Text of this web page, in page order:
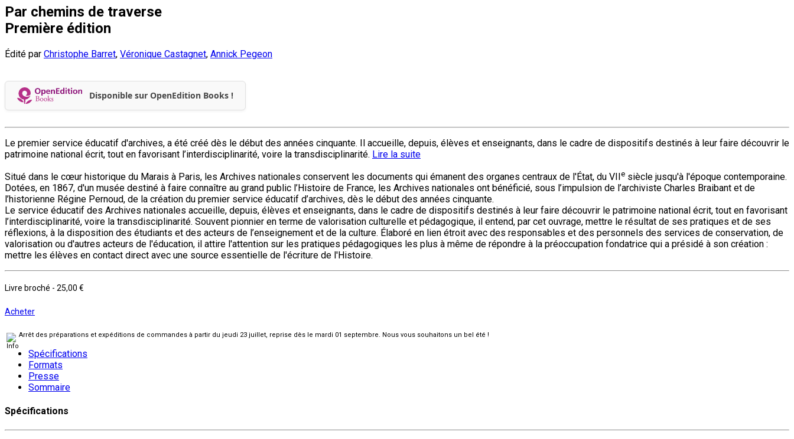
Par chemins de traverse
Première édition
Édité par Christophe Barret, Véronique Castagnet, Annick Pegeon
Disponible sur OpenEdition Books !
Le premier service éducatif d'archives, a été créé dès le début des années cinquante. Il accueille, depuis, élèves et enseignants, dans le cadre de dispositifs destinés à leur faire découvrir le
patrimoine national écrit, tout en favorisant l’interdisciplinarité, voire la transdisciplinarité. Lire la suite
Situé dans le cœur historique du Marais à Paris, les Archives nationales conservent les documents qui émanent des organes centraux de l'État, du VIIe siècle jusqu'à l'époque contemporaine.
Dotées, en 1867, d'un musée destiné à faire connaître au grand public l’Histoire de France, les Archives nationales ont bénéficié, sous l’impulsion de l’archiviste Charles Braibant et de
l’historienne Régine Pernoud, de la création du premier service éducatif d’archives, dès le début des années cinquante.
Le service éducatif des Archives nationales accueille, depuis, élèves et enseignants, dans le cadre de dispositifs destinés à leur faire découvrir le patrimoine national écrit, tout en favorisant
l’interdisciplinarité, voire la transdisciplinarité. Souvent pionnier en terme de valorisation culturelle et pédagogique, il entend, par cet ouvrage, mettre le résultat de ses pratiques et de ses
réflexions, à la disposition des étudiants et des acteurs de l’enseignement et de la culture. Élaboré en lien étroit avec des responsables et des personnels des services de conservation, de
valorisation ou d'autres acteurs de l'éducation, il attire l'attention sur les pratiques pédagogiques les plus à même de répondre à la préoccupation fondatrice qui a présidé à son création :
mettre les élèves en contact direct avec une source essentielle de l'écriture de l'Histoire.
Livre broché - 25,00 €
Acheter
Arrêt des préparations et expéditions de commandes à partir du jeudi 23 juillet, reprise dès le mardi 01 septembre. Nous vous souhaitons un bel été !
Spécifications
Formats
Presse
Sommaire
Spécifications